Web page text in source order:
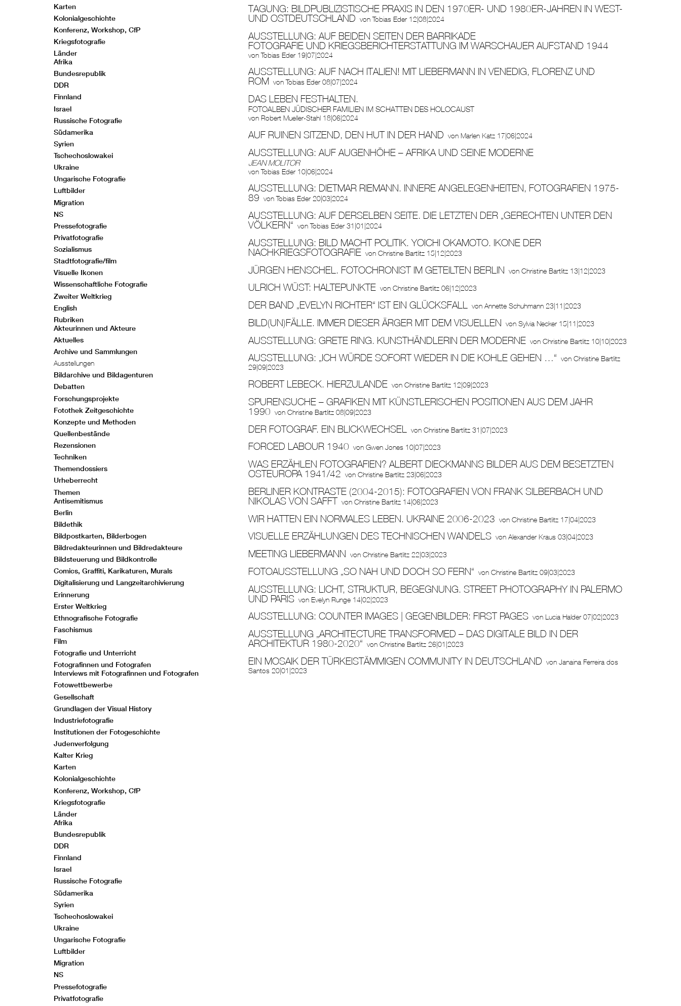
Karten
Kolonialgeschichte
Konferenz, Workshop, CfP
Kriegsfotografie
Länder
Afrika
Bundesrepublik
DDR
Finnland
Israel
Russische Fotografie
Südamerika
Syrien
Tschechoslowakei
Ukraine
Ungarische Fotografie
Luftbilder
Migration
NS
Pressefotografie
Privatfotografie
Sozialismus
Stadtfotografie/film
Visuelle Ikonen
Wissenschaftliche Fotografie
Zweiter Weltkrieg
English
Rubriken
Akteurinnen und Akteure
Aktuelles
Archive und Sammlungen
Ausstellungen
Bildarchive und Bildagenturen
Debatten
Forschungsprojekte
Fotothek Zeitgeschichte
Konzepte und Methoden
Quellenbestände
Rezensionen
Techniken
Themendossiers
Urheberrecht
Themen
Antisemitismus
Berlin
Bildethik
Bildpostkarten, Bilderbogen
Bildredakteurinnen und Bildredakteure
Bildsteuerung und Bildkontrolle
Comics, Graffiti, Karikaturen, Murals
Digitalisierung und Langzeitarchivierung
Erinnerung
Erster Weltkrieg
Ethnografische Fotografie
Faschismus
Film
Fotografie und Unterricht
Fotografinnen und Fotografen
Interviews mit Fotografinnen und Fotografen
Fotowettbewerbe
Gesellschaft
Grundlagen der Visual History
Industriefotografie
Institutionen der Fotogeschichte
Judenverfolgung
Kalter Krieg
Karten
Kolonialgeschichte
Konferenz, Workshop, CfP
Kriegsfotografie
Länder
Afrika
Bundesrepublik
DDR
Finnland
Israel
Russische Fotografie
Südamerika
Syrien
Tschechoslowakei
Ukraine
Ungarische Fotografie
Luftbilder
Migration
NS
Pressefotografie
Privatfotografie
TAGUNG: BILDPUBLIZISTISCHE PRAXIS IN DEN 1970ER- UND 1980ER-JAHREN IN WEST-
UND OSTDEUTSCHLAND vonTobias Eder 12|08|2024
AUSSTELLUNG: AUF BEIDEN SEITEN DER BARRIKADE
FOTOGRAFIE UND KRIEGSBERICHTERSTATTUNG IM WARSCHAUER AUFSTAND 1944
vonTobias Eder 19|07|2024
AUSSTELLUNG: AUF NACH ITALIEN! MIT LIEBERMANN IN VENEDIG, FLORENZ UND
ROM vonTobias Eder 08|07|2024
DAS LEBEN FESTHALTEN.
FOTOALBEN JÜDISCHER FAMILIEN IM SCHATTEN DES HOLOCAUST
vonRobert Mueller-Stahl 18|06|2024
AUF RUINEN SITZEND, DEN HUT IN DER HAND vonMarlen Katz 17|06|2024
AUSSTELLUNG: AUF AUGENHÖHE – AFRIKA UND SEINE MODERNE
JEAN MOLITOR
vonTobias Eder 10|06|2024
AUSSTELLUNG: DIETMAR RIEMANN. INNERE ANGELEGENHEITEN, FOTOGRAFIEN 1975-
89 vonTobias Eder 20|03|2024
AUSSTELLUNG: AUF DERSELBEN SEITE. DIE LETZTEN DER „GERECHTEN UNTER DEN
VÖLKERN“ vonTobias Eder 31|01|2024
AUSSTELLUNG: BILD MACHT POLITIK. YOICHI OKAMOTO. IKONE DER
NACHKRIEGSFOTOGRAFIE vonChristine Bartlitz 15|12|2023
JÜRGEN HENSCHEL. FOTOCHRONIST IM GETEILTEN BERLIN vonChristine Bartlitz 13|12|2023
ULRICH WÜST: HALTEPUNKTE vonChristine Bartlitz 06|12|2023
DER BAND „EVELYN RICHTER“ IST EIN GLÜCKSFALL vonAnnette Schuhmann 23|11|2023
BILD(UN)FÄLLE. IMMER DIESER ÄRGER MIT DEM VISUELLEN vonSylvia Necker 15|11|2023
AUSSTELLUNG: GRETE RING. KUNSTHÄNDLERIN DER MODERNE vonChristine Bartlitz 10|10|2023
AUSSTELLUNG: „ICH WÜRDE SOFORT WIEDER IN DIE KOHLE GEHEN …“ vonChristine Bartlitz
29|09|2023
ROBERT LEBECK. HIERZULANDE vonChristine Bartlitz 12|09|2023
SPURENSUCHE – GRAFIKEN MIT KÜNSTLERISCHEN POSITIONEN AUS DEM JAHR
1990 vonChristine Bartlitz 08|09|2023
DER FOTOGRAF. EIN BLICKWECHSEL vonChristine Bartlitz 31|07|2023
FORCED LABOUR 1940 vonGwen Jones 10|07|2023
WAS ERZÄHLEN FOTOGRAFIEN? ALBERT DIECKMANNS BILDER AUS DEM BESETZTEN
OSTEUROPA 1941/42 vonChristine Bartlitz 23|06|2023
BERLINER KONTRASTE (2004-2015): FOTOGRAFIEN VON FRANK SILBERBACH UND
NIKOLAS VON SAFFT vonChristine Bartlitz 14|06|2023
WIR HATTEN EIN NORMALES LEBEN. UKRAINE 2006-2023 vonChristine Bartlitz 17|04|2023
VISUELLE ERZÄHLUNGEN DES TECHNISCHEN WANDELS vonAlexander Kraus 03|04|2023
MEETING LIEBERMANN vonChristine Bartlitz 22|03|2023
FOTOAUSSTELLUNG „SO NAH UND DOCH SO FERN“ vonChristine Bartlitz 09|03|2023
AUSSTELLUNG: LICHT, STRUKTUR, BEGEGNUNG. STREET PHOTOGRAPHY IN PALERMO
UND PARIS vonEvelyn Runge 14|02|2023
AUSSTELLUNG: COUNTER IMAGES | GEGENBILDER: FIRST PAGES vonLucia Halder 07|02|2023
AUSSTELLUNG „ARCHITECTURE TRANSFORMED – DAS DIGITALE BILD IN DER
ARCHITEKTUR 1980-2020“ vonChristine Bartlitz 26|01|2023
EIN MOSAIK DER TÜRKEISTÄMMIGEN COMMUNITY IN DEUTSCHLAND vonJanaina Ferreira dos
Santos 20|01|2023